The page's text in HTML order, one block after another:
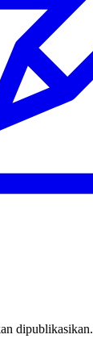
dipublikasikan.